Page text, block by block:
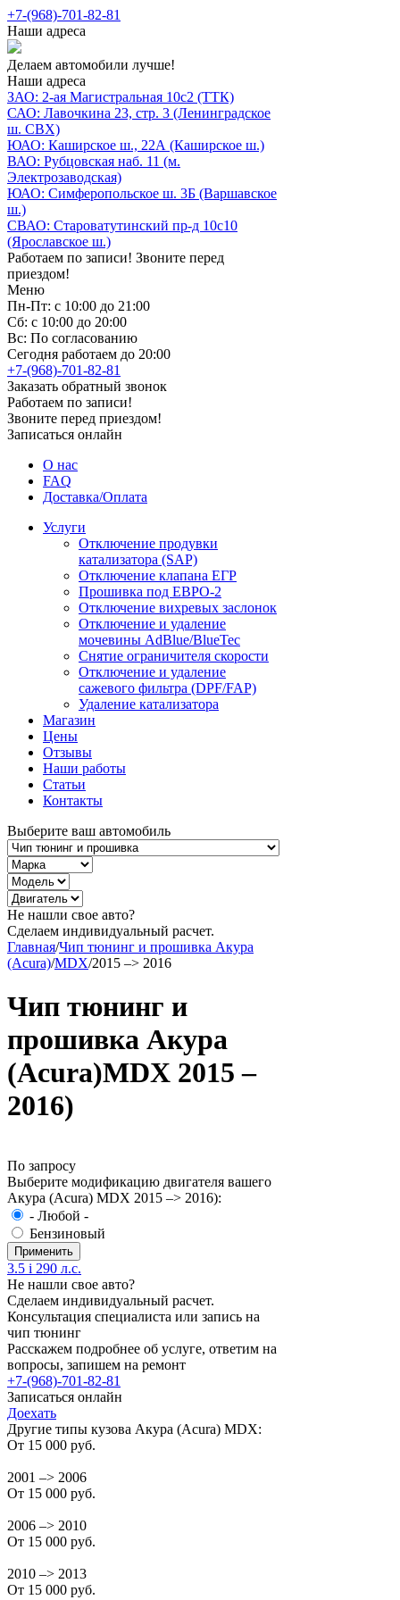
+7-(968)-701-82-81
Наши адреса
Делаем автомобили лучше!
Наши адреса
ЗАО: 2-ая Магистральная 10с2 (ТТК)
САО: Лавочкина 23, стр. 3 (Ленинградское
ш. СВХ)
ЮАО: Каширское ш., 22А (Каширское ш.)
ВАО: Рубцовская наб. 11 (м.
Электрозаводская)
ЮАО: Симферопольское ш. 3Б (Варшавское
ш.)
СВАО: Староватутинский пр-д 10с10
(Ярославское ш.)
Работаем по записи! Звоните перед
приездом!
Меню
Пн-Пт: с 10:00 до 21:00
Сб: с 10:00 до 20:00
Вс: По согласованию
Сегодня работаем до 20:00
+7-(968)-701-82-81
Заказать обратный звонок
Работаем по записи!
Звоните перед приездом!
Записаться онлайн
О нас
FAQ
Доставка/Оплата
Услуги
Отключение продувки
катализатора (SAP)
Отключение клапана ЕГР
Прошивка под ЕВРО-2
Отключение вихревых заслонок
Отключение и удаление
мочевины AdBlue/BlueTec
Снятие ограничителя скорости
Отключение и удаление
сажевого фильтра (DPF/FAP)
Удаление катализатора
Магазин
Цены
Отзывы
Наши работы
Статьи
Контакты
Выберите ваш автомобиль
Не нашли свое авто?
Сделаем индивидуальный расчет.
Главная/Чип тюнинг и прошивка Акура
(Acura)/MDX/2015 –> 2016
Чип тюнинг и
прошивка Акура
(Acura)MDX 2015 –
2016)
По запросу
Выберите модификацию двигателя вашего
Акура (Acura) MDX 2015 –> 2016):
- Любой -
Бензиновый
3.5 i 290 л.с.
Не нашли свое авто?
Сделаем индивидуальный расчет.
Консультация специалиста или запись на
чип тюнинг
Расскажем подробнее об услуге, ответим на
вопросы, запишем на ремонт
+7-(968)-701-82-81
Записаться онлайн
Доехать
Другие типы кузова Акура (Acura) MDX:
От 15 000 руб.
2001 –> 2006
От 15 000 руб.
2006 –> 2010
От 15 000 руб.
2010 –> 2013
От 15 000 руб.